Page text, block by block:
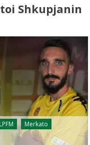
Shkupjanin
LPFM
Merkato